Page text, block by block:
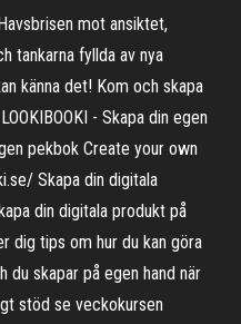
mot ansiktet,
tankarna fyllda av nya
känna det! Kom och skapa
- Skapa din egen
pekbok Create your own
Skapa din digitala
din digitala produkt på
dig tips om hur du kan göra
du skapar på egen hand när
stöd se veckokursen